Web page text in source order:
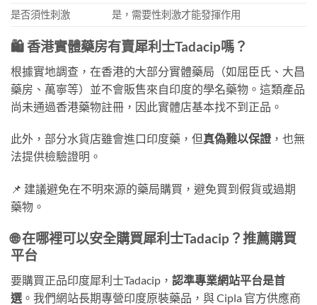
是否須性刺激
是，需要性刺激才能發揮作用
🛍️ 香港實體藥房有賣犀利士Tadacip嗎？
根據實地調查，在香港的大部分實體藥局（如屈臣氏、大昌
藥房、萬寧等）並不會販售來自印度的學名藥物。這類產品
尚未通過香港藥物註冊，因此實體店基本找不到正品。
此外，部分水貨店雖會進口印度藥，但真偽難以保證 ，也無
法提供檢驗證明。
📌 建議避免在不明來源的藥局購買，避免買到假貨或過期
藥物。
🌐 在哪裡可以安全購買犀利士Tadacip？推薦購買
平台
要購買正品印度犀利士Tadacip， 認準專業網站平台是首
選 。我們網站長期專營印度原裝藥品，與 Cipla 官方供應商